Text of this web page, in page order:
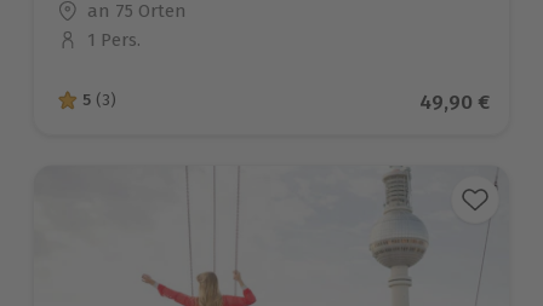
Standort
an 75 Orten
Anzahl der Teilnehmer
1 Pers.
5 von 5 Sternen basierend auf 3 Bewertungen
5 (3) Aktueller
49,90 €